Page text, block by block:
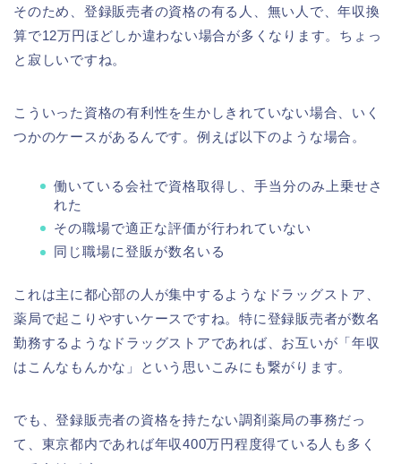
そのため、登録販売者の資格の有る人、無い人で、年収換
算で12万円ほどしか違わない場合が多くなります。ちょっ
と寂しいですね。
こういった資格の有利性を生かしきれていない場合、いく
つかのケースがあるんです。例えば以下のような場合。
働いている会社で資格取得し、手当分のみ上乗せさ
れた
その職場で適正な評価が行われていない
同じ職場に登販が数名いる
これは主に都心部の人が集中するようなドラッグストア、
薬局で起こりやすいケースですね。特に登録販売者が数名
勤務するようなドラッグストアであれば、お互いが「年収
はこんなもんかな」という思いこみにも繋がります。
でも、登録販売者の資格を持たない調剤薬局の事務だっ
て、東京都内であれば年収400万円程度得ている人も多く